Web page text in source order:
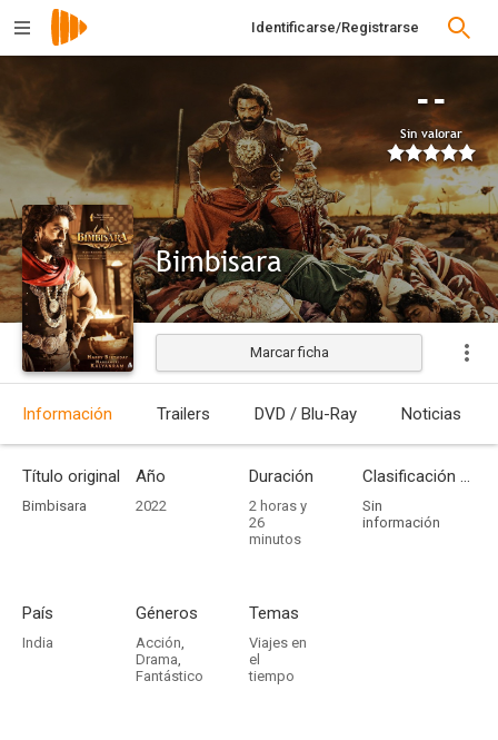
Identificarse/Registrarse
--
Sin valorar
Bimbisara
Estrenada
Marcar ficha
Información Trailers DVD / Blu-Ray Noticias
Título original
Bimbisara
Año
2022
Duración
2 horas y
26
minutos
Clasificación por edades
Sin
información
País
India
Géneros
Acción,
Drama,
Fantástico
Temas
Viajes en
el
tiempo